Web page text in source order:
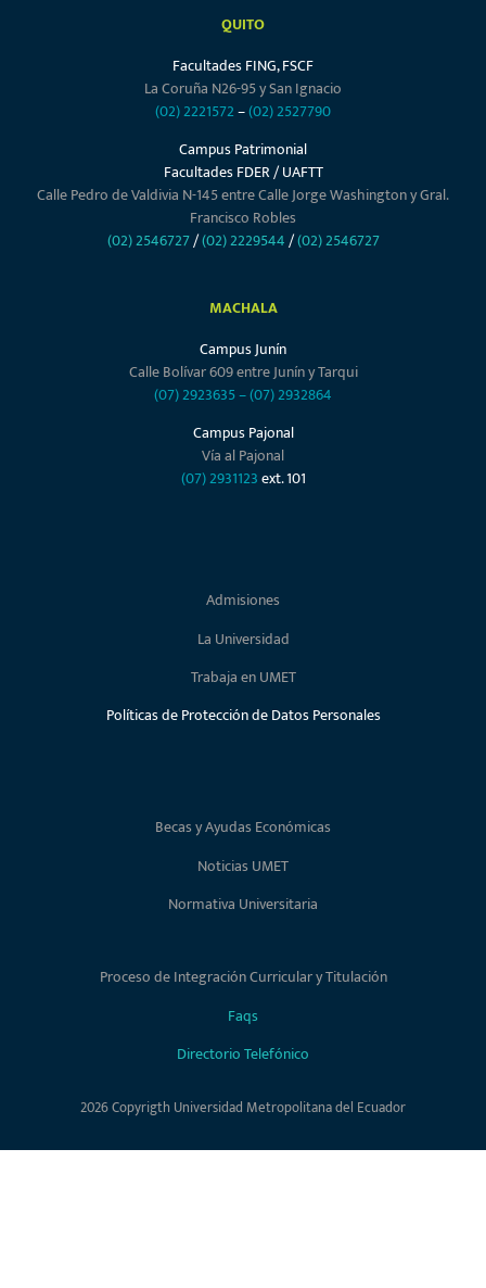
QUITO
Facultades FING, FSCF
La Coruña N26-95 y San Ignacio
(02) 2221572–(02) 2527790
Campus Patrimonial
Facultades FDER / UAFTT
Calle Pedro de Valdivia N-145 entre Calle Jorge Washington y Gral.
Francisco Robles
(02) 2546727/(02) 2229544/(02) 2546727
MACHALA
Campus Junín
Calle Bolívar 609 entre Junín y Tarqui
(07) 2923635–(07) 2932864
Campus Pajonal
Vía al Pajonal
(07) 2931123ext. 101
Admisiones
La Universidad
Trabaja en UMET
Políticas de Protección de Datos Personales
Becas y Ayudas Económicas
Noticias UMET
Normativa Universitaria
Proceso de Integración Curricular y Titulación
Faqs
Directorio Telefónico
2026 Copyrigth Universidad Metropolitana del Ecuador